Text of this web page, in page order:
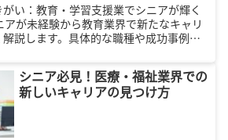
がい：教育・学習支援業でシニアが輝く
が未経験から教育業界で新たなキャリ
説します。具体的な職種や成功事例を
シニア必見！医療・福祉業界での
新しいキャリアの見つけ方